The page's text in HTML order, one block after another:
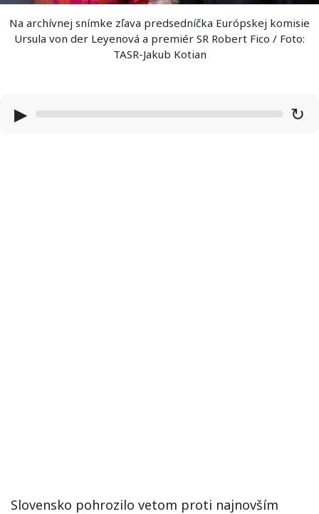
Na archívnej snímke zľava predsedníčka Európskej komisie
Ursula von der Leyenová a premiér SR Robert Fico / Foto:
TASR-Jakub Kotian
▶ ↻
Slovensko pohrozilo vetom proti najnovším